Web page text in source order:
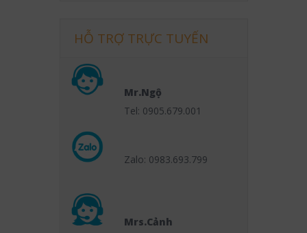
HỖ TRỢ TRỰC TUYẾN
Mr.Ngộ
Tel: 0905.679.001
Zalo: 0983.693.799
Mrs.Cảnh